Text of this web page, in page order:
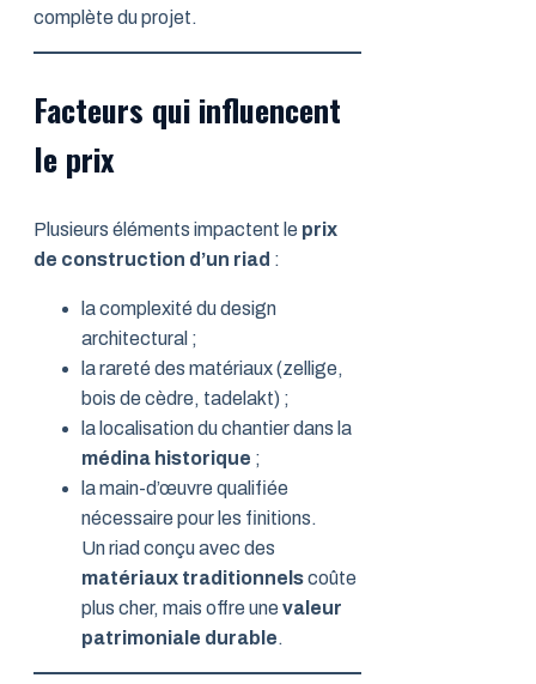
complète du projet.
Facteurs qui influencent
le prix
Plusieurs éléments impactent le prix
de construction d’un riad :
la complexité du design
architectural ;
la rareté des matériaux (zellige,
bois de cèdre, tadelakt) ;
la localisation du chantier dans la
médina historique ;
la main-d’œuvre qualifiée
nécessaire pour les finitions.
Un riad conçu avec des
matériaux traditionnelscoûte
plus cher, mais offre une valeur
patrimoniale durable.